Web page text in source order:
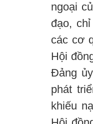
ngoại
đạo,
các cơ
Hội
Đảng
phát
khiếu